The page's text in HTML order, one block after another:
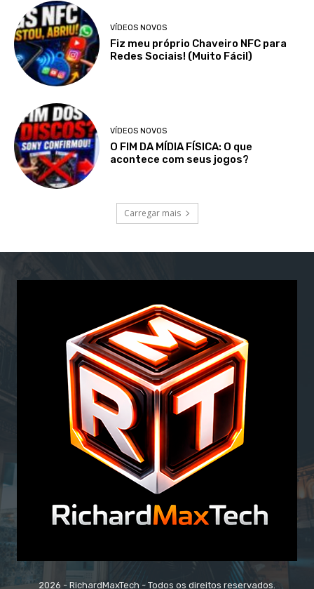
VÍDEOS NOVOS
Fiz meu próprio Chaveiro NFC para
Redes Sociais! (Muito Fácil)
VÍDEOS NOVOS
O FIM DA MÍDIA FÍSICA: O que
acontece com seus jogos?
Carregar mais
2026 - RichardMaxTech - Todos os direitos reservados.